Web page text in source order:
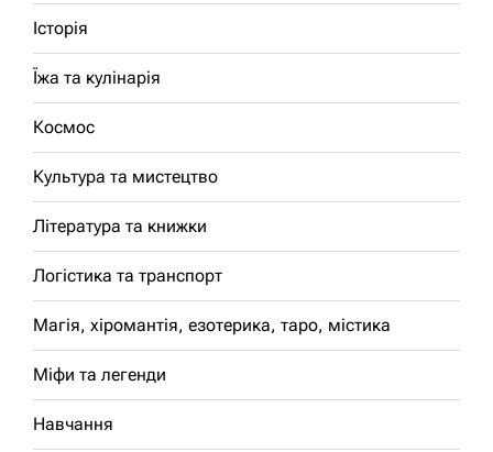
Історія
Їжа та кулінарія
Космос
Культура та мистецтво
Література та книжки
Логістика та транспорт
Магія, хіромантія, езотерика, таро, містика
Міфи та легенди
Навчання